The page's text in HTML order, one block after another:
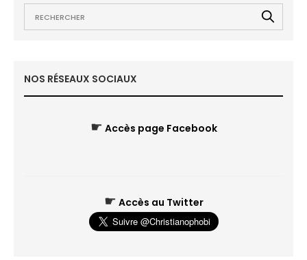
NOS RÉSEAUX SOCIAUX
☛ Accès page Facebook
☛ Accès au Twitter